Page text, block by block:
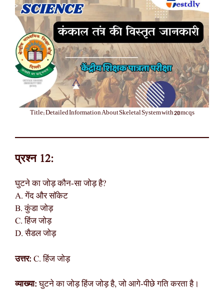
Title: Detailed Information About Skeletal System with 20 mcqs
प्रश्न 12:
घुटने का जोड़ कौन-सा जोड़ है?
A. गेंद और सॉकेट
B. कुंडा जोड़
C. हिंज जोड़
D. सैडल जोड़
उत्तर: C. हिंज जोड़
व्याख्या:घुटने का जोड़ हिंज जोड़ है, जो आगे-पीछे गति करता है।